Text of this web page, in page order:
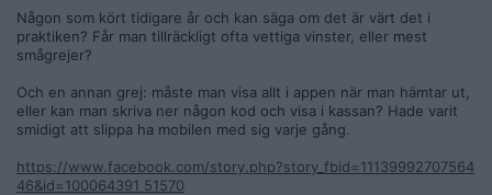
Någon som kört tidigare år och kan säga om det är värt det i
praktiken? Får man tillräckligt ofta vettiga vinster, eller mest
smågrejer?
Och en annan grej: måste man visa allt i appen när man hämtar ut,
eller kan man skriva ner någon kod och visa i kassan? Hade varit
smidigt att slippa ha mobilen med sig varje gång.
https://www.facebook.com/story.php?story_fbid=11139992707564
46&id=100064391 51570